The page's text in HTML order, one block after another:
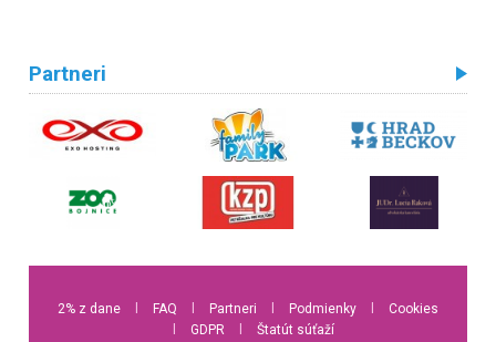
Partneri
2% z dane FAQ Partneri Podmienky
Cookies
GDPR Štatút súťaží